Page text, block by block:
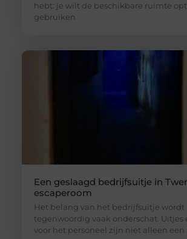
hebt: je wilt de beschikbare ruimte
gebruiken
Een geslaagd bedrijfsuitje in
escaperoom
Het belang van het bedrijfsuitje wordt
tegenwoordig vaak onderschat. Uitjes
voor het personeel zijn niet alleen